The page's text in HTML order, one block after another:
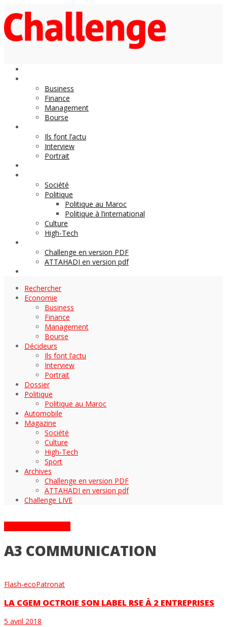
Business
Finance
Management
Bourse
Ils font l’actu
Interview
Portrait
Société
Politique
Politique au Maroc
Politique à l’international
Culture
High-Tech
Challenge en version PDF
ATTAHADI en version pdf
Rechercher
Economie
Business
Finance
Management
Bourse
Décideurs
Ils font l’actu
Interview
Portrait
Dossier
Politique
Politique au Maroc
Automobile
Magazine
Société
Culture
High-Tech
Sport
Archives
Challenge en version PDF
ATTAHADI en version pdf
Challenge LIVE
A3 COMMUNICATION
Flash-ecoPatronat
LA CGEM OCTROIE SON LABEL RSE À 2 ENTREPRISES
5 avril 2018